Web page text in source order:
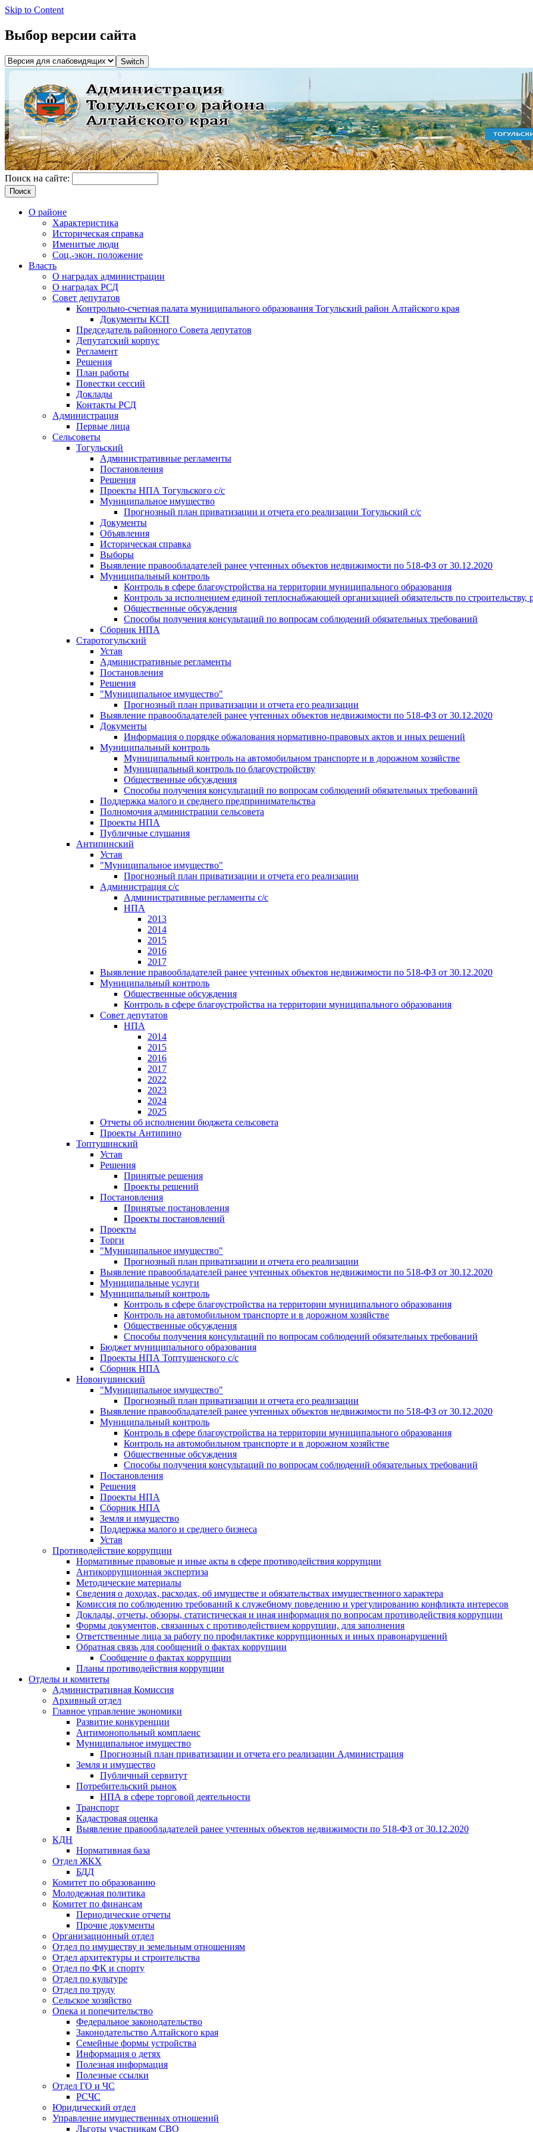
Skip to Content
Выбор версии сайта
Поиск на сайте:
О районе
Характеристика
Историческая справка
Именитые люди
Соц.-экон. положение
Власть
О наградах администрации
О наградах РСД
Совет депутатов
Контрольно-счетная палата муниципального образования Тогульский район Алтайского края
Документы КСП
Председатель районного Совета депутатов
Депутатский корпус
Регламент
Решения
План работы
Повестки сессий
Доклады
Контакты РСД
Администрация
Первые лица
Сельсоветы
Тогульский
Административные регламенты
Постановления
Решения
Проекты НПА Тогульского с/с
Муниципальное имущество
Прогнозный план приватизации и отчета его реализации Тогульский с/с
Документы
Объявления
Историческая справка
Выборы
Выявление правообладателей ранее учтенных объектов недвижимости по 518-ФЗ от 30.12.2020
Муниципальный контроль
Контроль в сфере благоустройства на территории муниципального образования
Контроль за исполнением единой теплоснабжающей организацией обязательств по
Общественные обсуждения
Способы получения консультаций по вопросам соблюдений обязательных требований
Сборник НПА
Старотогульский
Устав
Административные регламенты
Постановления
Решения
"Муниципальное имущество"
Прогнозный план приватизации и отчета его реализации
Выявление правообладателей ранее учтенных объектов недвижимости по 518-ФЗ от 30.12.2020
Документы
Информация о порядке обжалования нормативно-правовых актов и иных решений
Муниципальный контроль
Муниципальный контроль на автомобильном транспорте и в дорожном хозяйстве
Муниципальный контроль по благоустройству
Общественные обсуждения
Способы получения консультаций по вопросам соблюдений обязательных требований
Поддержка малого и среднего предпринимательства
Полномочия администрации сельсовета
Проекты НПА
Публичные слушания
Антипинский
Устав
"Муниципальное имущество"
Прогнозный план приватизации и отчета его реализации
Администрация с/с
Административные регламенты с/с
НПА
2013
2014
2015
2016
2017
Выявление правообладателей ранее учтенных объектов недвижимости по 518-ФЗ от 30.12.2020
Муниципальный контроль
Общественные обсуждения
Контроль в сфере благоустройства на территории муниципального образования
Совет депутатов
НПА
2014
2015
2016
2017
2022
2023
2024
2025
Отчеты об исполнении бюджета сельсовета
Проекты Антипино
Топтушинский
Устав
Решения
Принятые решения
Проекты решений
Постановления
Принятые постановления
Проекты постановлений
Проекты
Торги
"Муниципальное имущество"
Прогнозный план приватизации и отчета его реализации
Выявление правообладателей ранее учтенных объектов недвижимости по 518-ФЗ от 30.12.2020
Муниципальные услуги
Муниципальный контроль
Контроль в сфере благоустройства на территории муниципального образования
Контроль на автомобильном транспорте и в дорожном хозяйстве
Общественные обсуждения
Способы получения консультаций по вопросам соблюдений обязательных требований
Бюджет муниципального образования
Проекты НПА Топтушенского с/с
Сборник НПА
Новоиушинский
"Муниципальное имущество"
Прогнозный план приватизации и отчета его реализации
Выявление правообладателей ранее учтенных объектов недвижимости по 518-ФЗ от 30.12.2020
Муниципальный контроль
Контроль в сфере благоустройства на территории муниципального образования
Контроль на автомобильном транспорте и в дорожном хозяйстве
Общественные обсуждения
Способы получения консультаций по вопросам соблюдений обязательных требований
Постановления
Решения
Проекты НПА
Сборник НПА
Земля и имущество
Поддержка малого и среднего бизнеса
Устав
Противодействие коррупции
Нормативные правовые и иные акты в сфере противодействия коррупции
Антикоррупционная экспертиза
Методические материалы
Сведения о доходах, расходах, об имуществе и обязательствах имущественного характера
Комиссия по соблюдению требований к служебному поведению и урегулированию конфликта интересов
Доклады, отчеты, обзоры, статистическая и иная информация по вопросам противодействия коррупции
Формы документов, связанных с противодействием коррупции, для заполнения
Ответственные лица за работу по профилактике коррупционных и иных правонарушений
Обратная связь для сообщений о фактах коррупции
Сообщение о фактах коррупции
Планы противодействия коррупции
Отделы и комитеты
Административная Комиссия
Архивный отдел
Главное управление экономики
Развитие конкуренции
Антимонопольный комплаенс
Муниципальное имущество
Прогнозный план приватизации и отчета его реализации Администрация
Земля и имущество
Публичный сервитут
Потребительский рынок
НПА в сфере торговой деятельности
Транспорт
Кадастровая оценка
Выявление правообладателей ранее учтенных объектов недвижимости по 518-ФЗ от 30.12.2020
КДН
Нормативная база
Отдел ЖКХ
БДД
Комитет по образованию
Молодежная политика
Комитет по финансам
Периодические отчеты
Прочие документы
Организационный отдел
Отдел по имуществу и земельным отношениям
Отдел архитектуры и строительства
Отдел по ФК и спорту
Отдел по культуре
Отдел по труду
Сельское хозяйство
Опека и попечительство
Федеральное законодательство
Законодательство Алтайского края
Семейные формы устройства
Информация о детях
Полезная информация
Полезные ссылки
Отдел ГО и ЧС
РСЧС
Юридический отдел
Управление имущественных отношений
Льготы участникам СВО